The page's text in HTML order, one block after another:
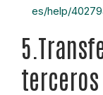
es/help/